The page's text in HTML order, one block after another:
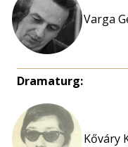
Varga
Dramaturg:
Kőváry